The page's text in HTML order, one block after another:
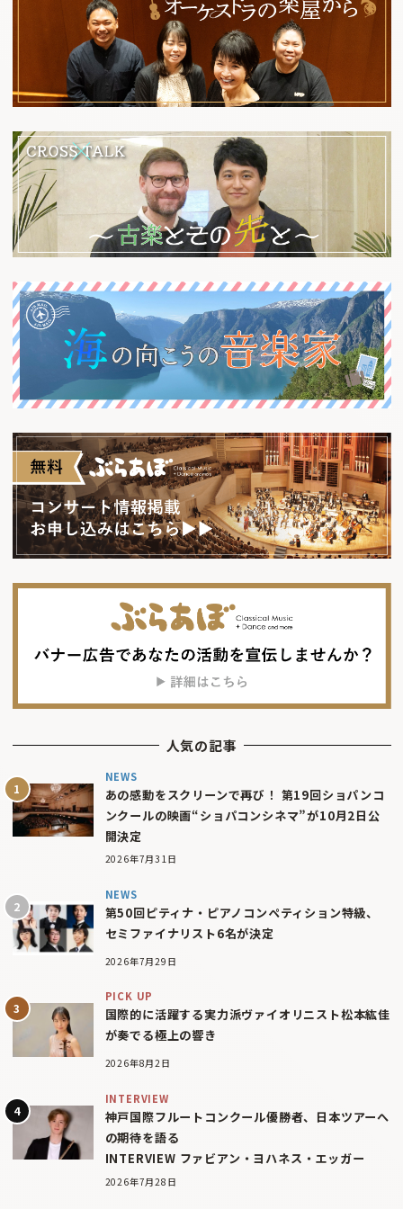
人気の記事
NEWS
あの感動をスクリーンで再び！ 第19回ショパンコ
ンクールの映画“ショパコンシネマ”が10月2日公
開決定
2026年7月31日
NEWS
第50回ピティナ・ピアノコンペティション特級、
セミファイナリスト6名が決定
2026年7月29日
PICK UP
国際的に活躍する実力派ヴァイオリニスト松本紘佳
が奏でる極上の響き
2026年8月2日
INTERVIEW
神戸国際フルートコンクール優勝者、日本ツアーへ
の期待を語る
INTERVIEW ファビアン・ヨハネス・エッガー
2026年7月28日